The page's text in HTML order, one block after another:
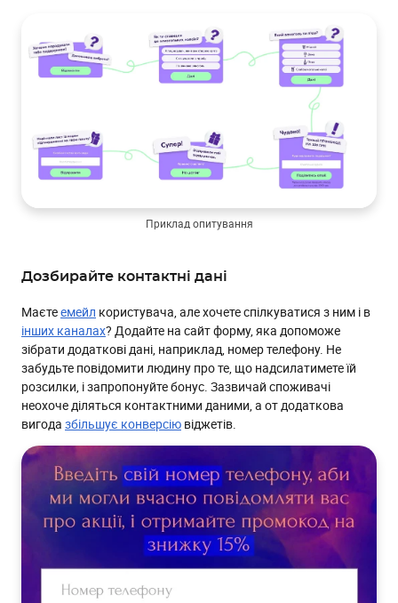
Приклад опитування
Дозбирайте контактні дані
Маєтеемейл користувача, але хочете спілкуватися з ним і в
інших каналах? Додайте на сайт форму, яка допоможе
зібрати додаткові дані, наприклад, номер телефону. Не
забудьте повідомити людину про те, що надсилатимете їй
розсилки, і запропонуйте бонус. Зазвичай споживачі
неохоче діляться контактними даними, а от додаткова
вигода збільшує конверсію віджетів.